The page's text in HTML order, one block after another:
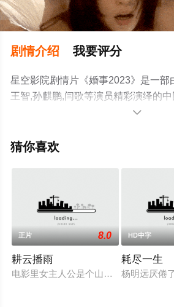
剧情介绍 我要评分
星空影院剧情片《婚事2023》是一部
王智,孙麒鹏,闫歌等演员精彩演绎的
费观看高清无删减完整版电影就上星

猜你喜欢
正片 8.0
耕云播雨
电影里女主人公是个山区农村气象预报
HD中字
耗尽一生
杨明远厌倦